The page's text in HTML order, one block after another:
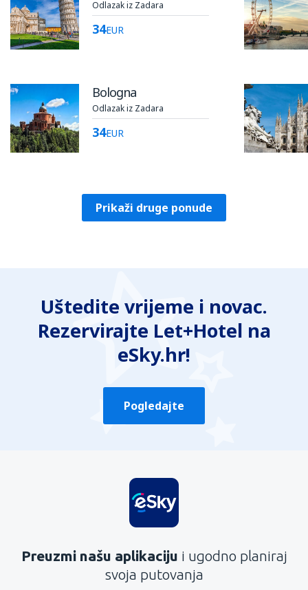
Odlazak iz Zadara
34EUR
Bologna
Odlazak iz Zadara
34EUR
Prikaži druge ponude
Uštedite vrijeme i novac.
Rezervirajte Let+Hotel na
eSky.hr!
Pogledajte
Preuzmi našu aplikaciju i ugodno planiraj
svoja putovanja